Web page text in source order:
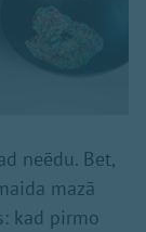
neēdu. Bet,
mazā
kad pirmo